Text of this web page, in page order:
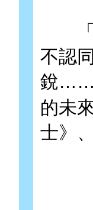
「
不認
銳……
的未
士》